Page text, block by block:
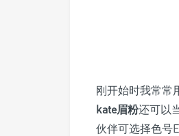
刚开始时我常常
kate眉粉还可以
伙伴可选择色号